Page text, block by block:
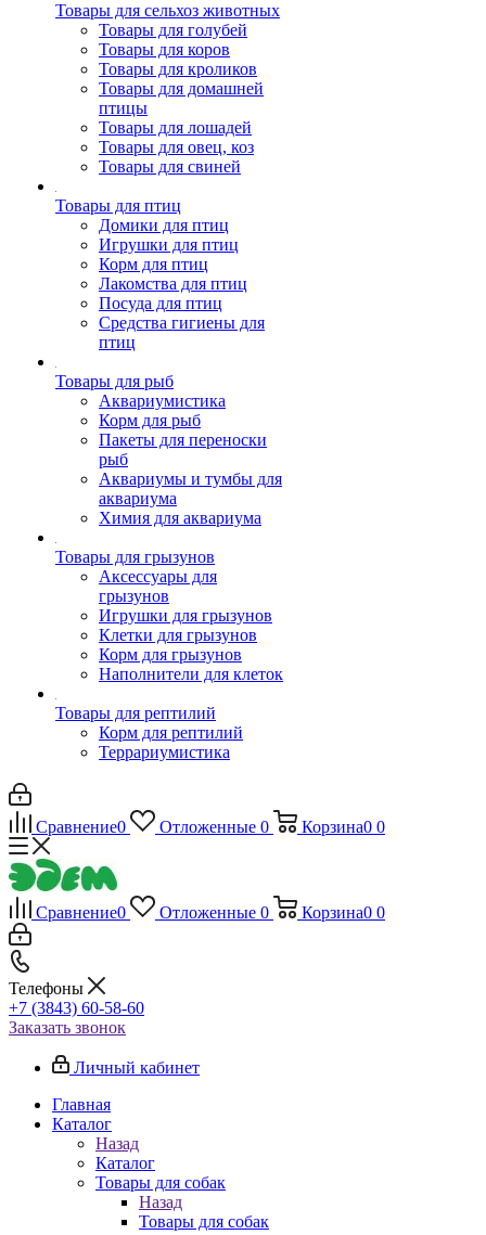
Товары для сельхоз животных
Товары для голубей
Товары для коров
Товары для кроликов
Товары для домашней
птицы
Товары для лошадей
Товары для овец, коз
Товары для свиней
Товары для птиц
Домики для птиц
Игрушки для птиц
Корм для птиц
Лакомства для птиц
Посуда для птиц
Средства гигиены для
птиц
Товары для рыб
Аквариумистика
Корм для рыб
Пакеты для переноски
рыб
Аквариумы и тумбы для
аквариума
Химия для аквариума
Товары для грызунов
Аксессуары для
грызунов
Игрушки для грызунов
Клетки для грызунов
Корм для грызунов
Наполнители для клеток
Товары для рептилий
Корм для рептилий
Террариумистика
Сравнение0 Отложенные 0 Корзина0 0
Сравнение0 Отложенные 0 Корзина0 0
Телефоны
+7 (3843) 60-58-60
Заказать звонок
Личный кабинет
Главная
Каталог
Назад
Каталог
Товары для собак
Назад
Товары для собак